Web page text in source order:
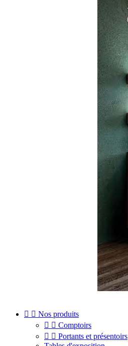
  Nos produits
  Comptoirs
  Portants et présentoirs